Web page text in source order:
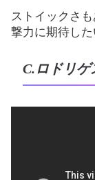
ストイックさ
撃力に期待した
C.ロドリゲ